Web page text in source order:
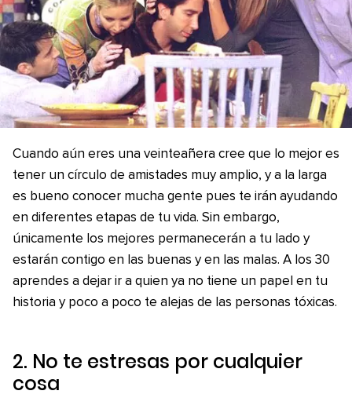
Cuando aún eres una veinteañera cree que lo mejor es
tener un círculo de amistades muy amplio, y a la larga
es bueno conocer mucha gente pues te irán ayudando
en diferentes etapas de tu vida. Sin embargo,
únicamente los mejores permanecerán a tu lado y
estarán contigo en las buenas y en las malas. A los 30
aprendes a dejar ir a quien ya no tiene un papel en tu
historia y poco a poco te alejas de las personas tóxicas.
2. No te estresas por cualquier
cosa